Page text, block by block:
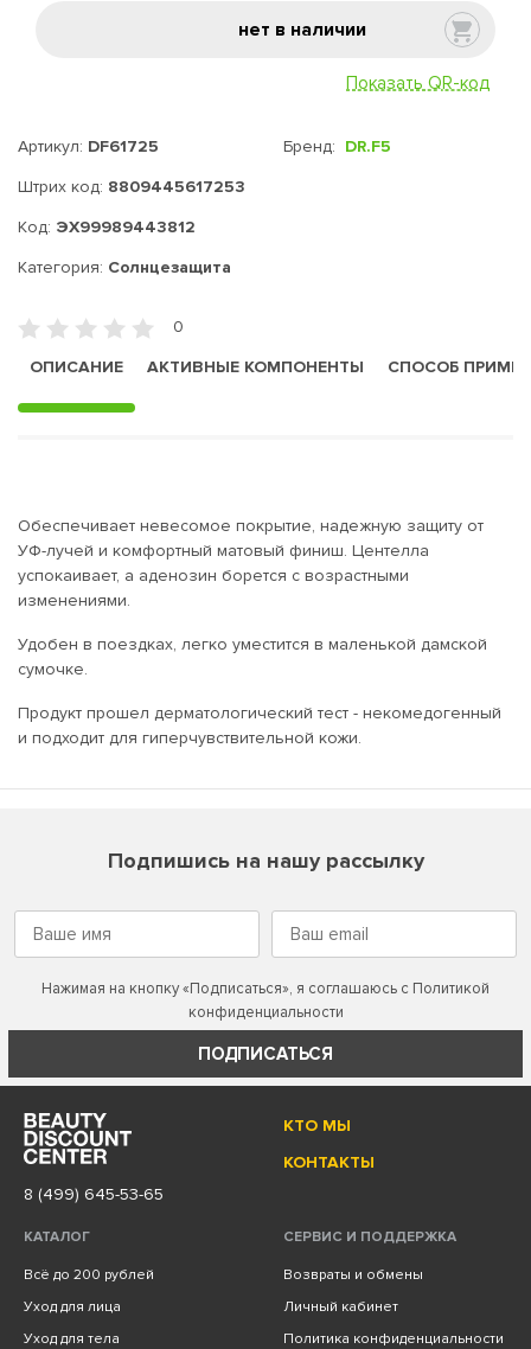
нет в наличии
Показать QR-код
Артикул: DF61725
Штрих код: 8809445617253
Код: ЭХ99989443812
Бренд: DR.F5
Категория: Солнцезащита
0
ОПИСАНИЕ
АКТИВНЫЕ КОМПОНЕНТЫ СПОСОБ
Обеспечивает невесомое покрытие, надежную защиту от
УФ-лучей и комфортный матовый финиш. Центелла
успокаивает, а аденозин борется с возрастными
изменениями.
Удобен в поездках, легко уместится в маленькой дамской
сумочке.
Продукт прошел дерматологический тест - некомедогенный
и подходит для гиперчувствительной кожи.
Подпишись на нашу рассылку
Нажимая на кнопку «Подписаться», я соглашаюсь с Политикой
конфиденциальности
ПОДПИСАТЬСЯ
КТО МЫ
КОНТАКТЫ
8 (499) 645-53-65
КАТАЛОГ
Всё до 200 рублей
Уход для лица
Уход для тела
СЕРВИС И ПОДДЕРЖКА
Возвраты и обмены
Личный кабинет
Политика конфиденциальности